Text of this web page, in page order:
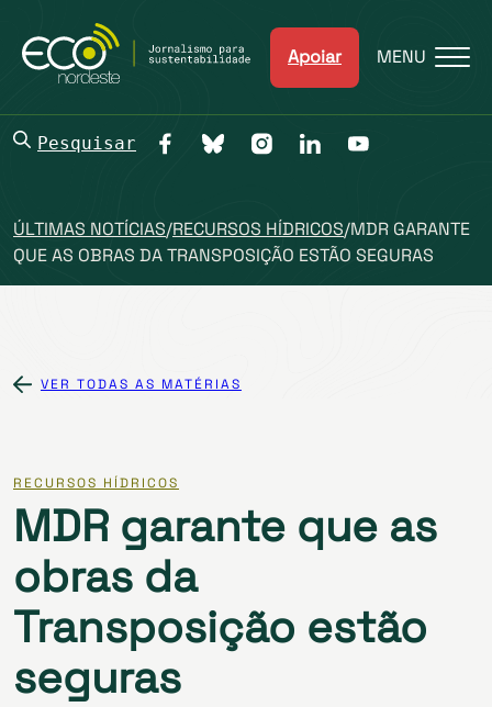
Apoiar MENU
Pesquisar
ÚLTIMAS NOTÍCIAS/RECURSOS HÍDRICOS/MDR GARANTE
QUE AS OBRAS DA TRANSPOSIÇÃO ESTÃO SEGURAS
VER TODAS AS MATÉRIAS
RECURSOS HÍDRICOS
MDR garante que as
obras da
Transposição estão
seguras